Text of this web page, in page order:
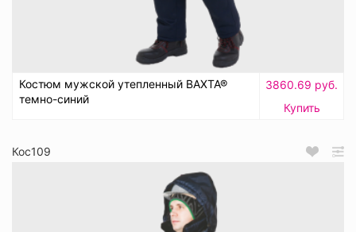
Костюм мужской утепленный ВАХТА®
темно-синий
3860.69 руб.
Купить
Кос109